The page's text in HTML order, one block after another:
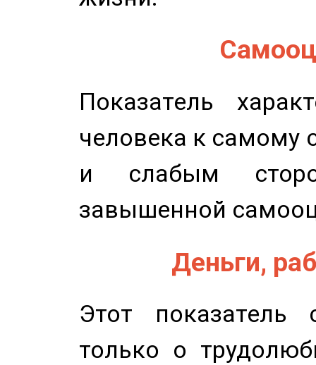
Показатель
человека к самому
и слабым
завышенной
Деньги,
Этот показатель
только о